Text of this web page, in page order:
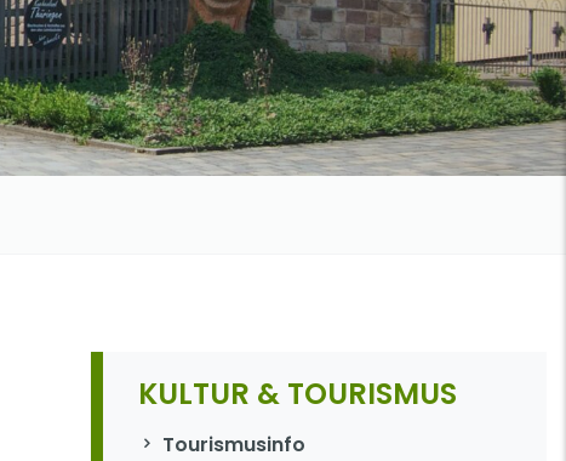
KULTUR & TOURISMUS
Navigation überspringen
Tourismusinfo